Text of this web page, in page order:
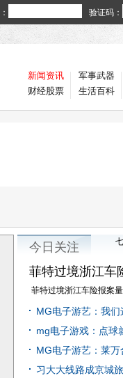
验证码：
新闻资讯
财经股票
军事武器
生活百科
今日关注
菲特过境浙江车
菲特过境浙江车险报案
MG电子游艺：我
们[新闻资讯]
mg电子游戏：点球
佳[新闻资讯]
MG电子游艺：莱
[新闻资讯]
习大大线路成京城